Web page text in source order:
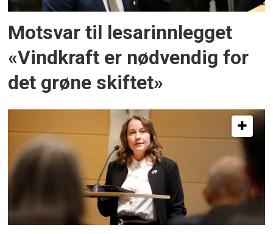
Motsvar til lesarinnlegget
«Vindkraft er nødvendig for
det grøne skiftet»